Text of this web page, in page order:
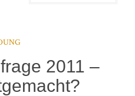
2011 –